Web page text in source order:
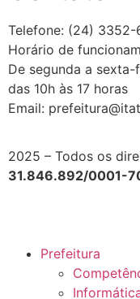
Telefone: (24) 3352-
Horário de
De segunda a sexta-
das 10h às 17 horas
Email:
2025 – Todos os
31.846.892/0001-
Prefeitura